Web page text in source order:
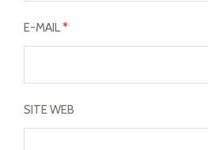
E-MAIL*
SITE WEB